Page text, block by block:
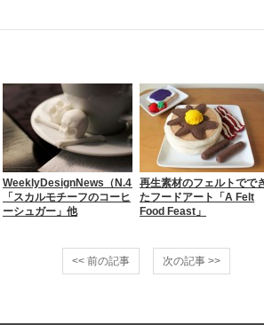
WeeklyDesignNews（N.4）
「スカルモチーフのコーヒ
ーシュガー」他
再生素材のフェルトでで
たフードアート「A Felt
Food Feast」
<< 前の記事 次の記事 >>